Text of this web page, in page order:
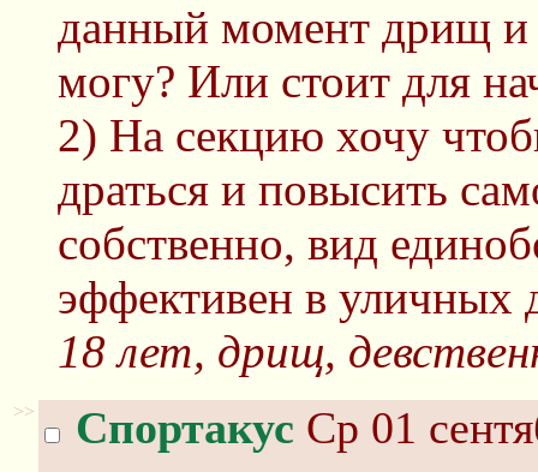
данный момент дрищ и
могу? Или стоит для
2) На секцию хочу
драться и повысить
собственно, вид
эффективен в уличных
18 лет, дрищ,
>> Спортакус Ср 01